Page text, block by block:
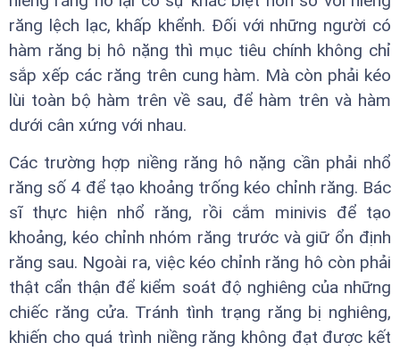
răng lệch lạc, khấp khểnh. Đối với những người có
hàm răng bị hô nặng thì mục tiêu chính không chỉ
sắp xếp các răng trên cung hàm. Mà còn phải kéo
lùi toàn bộ hàm trên về sau, để hàm trên và hàm
dưới cân xứng với nhau.
Các trường hợp niềng răng hô nặng cần phải nhổ
răng số 4 để tạo khoảng trống kéo chỉnh răng. Bác
sĩ thực hiện nhổ răng, rồi cắm minivis để tạo
khoảng, kéo chỉnh nhóm răng trước và giữ ổn định
răng sau. Ngoài ra, việc kéo chỉnh răng hô còn phải
thật cẩn thận để kiểm soát độ nghiêng của những
chiếc răng cửa. Tránh tình trạng răng bị nghiêng,
khiến cho quá trình niềng răng không đạt được kết